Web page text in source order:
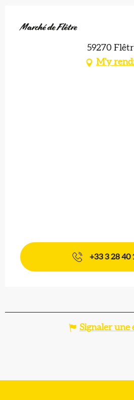
Marché de Flêtre
59270
M'y
+33 3 28 40
Signaler une